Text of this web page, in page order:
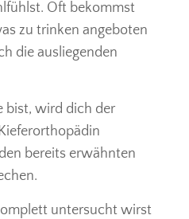
Oft bekommst
zu trinken angeboten
die ausliegenden
bist, wird dich der
bereits erwähnten
untersucht wirst